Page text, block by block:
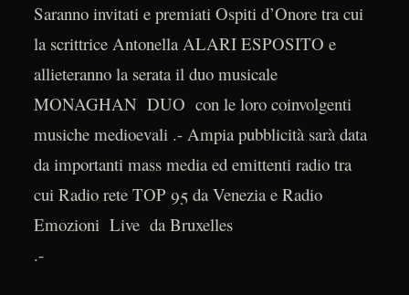
Saranno invitati e premiati Ospiti d’Onore tra cui
la scrittrice Antonella ALARI ESPOSITO e
allieteranno la serata il duo musicale
MONAGHAN DUO con le loro coinvolgenti
musiche medioevali .- Ampia pubblicità sarà data
da importanti mass media ed emittenti radio tra
cui Radio rete TOP 95 da Venezia e Radio
Emozioni Live da Bruxelles
.-